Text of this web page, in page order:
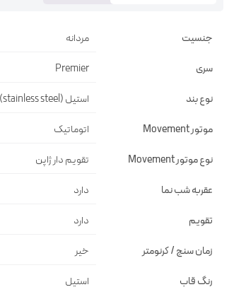
جنسیت مردانه
سری Premier
نوع بند استیل (stainless steel)
موتور Movement اتوماتیک
نوع موتور Movement تقويم دار ژاپن
عقربه شب نما دارد
تقویم دارد
زمان سنج / کرنومتر خیر
رنگ قاب استيل